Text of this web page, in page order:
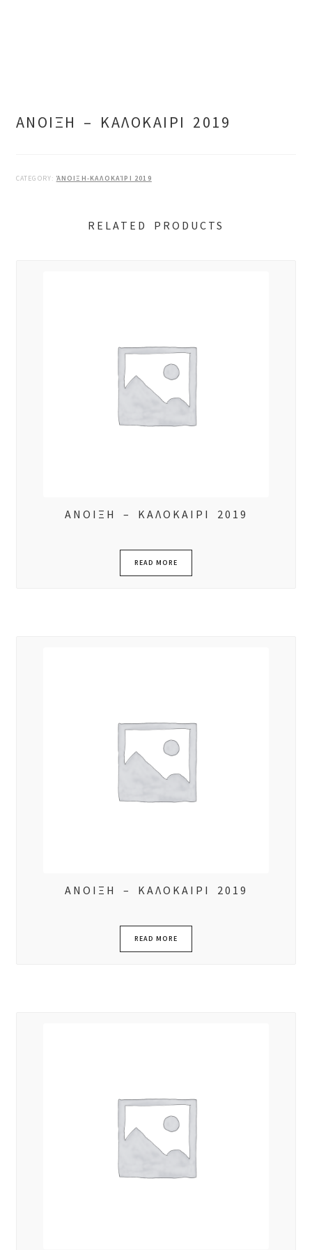
ΑΝΟΙΞΗ – ΚΑΛΟΚΑΙΡΙ 2019
CATEGORY: ΆΝΟΙΞΗ-ΚΑΛΟΚΑΊΡΙ 2019
RELATED PRODUCTS
ΑΝΟΙΞΗ – ΚΑΛΟΚΑΙΡΙ 2019
READ MORE
ΑΝΟΙΞΗ – ΚΑΛΟΚΑΙΡΙ 2019
READ MORE